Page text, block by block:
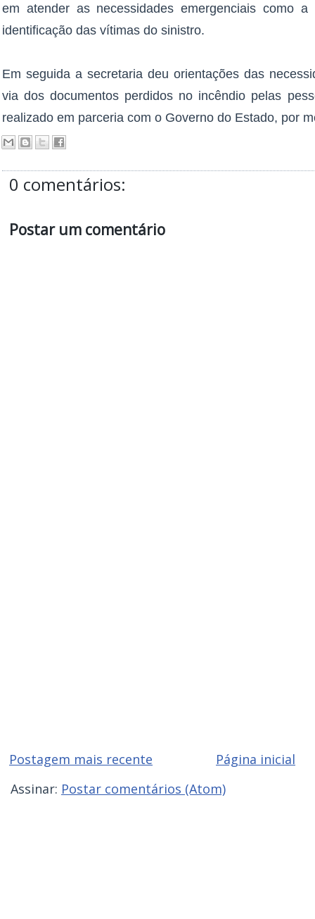
em atender as necessidades emergenciais como
identificação das vítimas do sinistro.
Em seguida a secretaria deu orientações das
via dos documentos perdidos no incêndio pelas
realizado em parceria com o Governo do Estado, por
0 comentários:
Postar um comentário
Postagem mais recente
Página inicial
Assinar: Postar comentários (Atom)